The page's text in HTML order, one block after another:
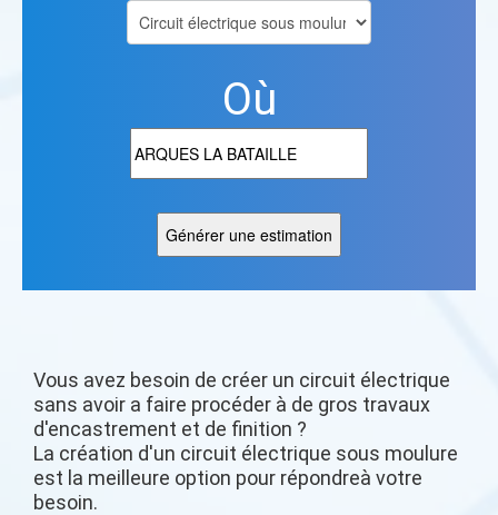
Où
Vous avez besoin de créer un circuit électrique
sans avoir a faire procéder à de gros travaux
d'encastrement et de finition ?
La création d'un circuit électrique sous moulure
est la meilleure option pour répondreà votre
besoin.